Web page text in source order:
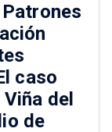
caso
del
de